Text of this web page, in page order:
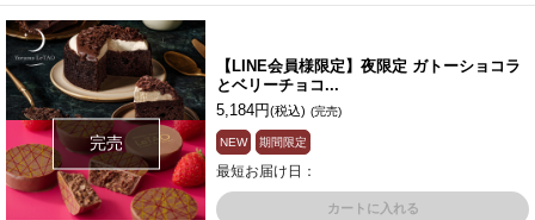
完売
【LINE会員様限定】夜限定 ガトーショコラ
とベリーチョコ...
5,184円(税込) (完売)
NEW 期間限定
最短お届け日：
カートに入れる